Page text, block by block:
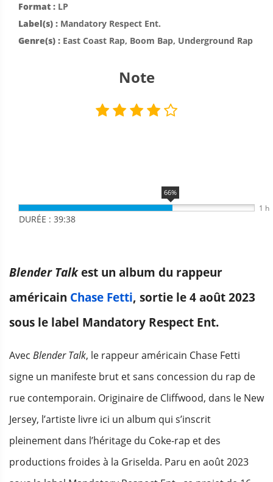
Format : LP
Label(s) : Mandatory Respect Ent.
Genre(s) : East Coast Rap, Boom Bap, Underground Rap
Note
66%
DURÉE : 39:38
1 h
Blender Talkest un album du rappeur
américain Chase Fetti, sortie le 4 août 2023
sous le label Mandatory Respect Ent.
Avec Blender Talk, le rappeur américain Chase Fetti
signe un manifeste brut et sans concession du rap de
rue contemporain. Originaire de Cliffwood, dans le New
Jersey, l’artiste livre ici un album qui s’inscrit
pleinement dans l’héritage du Coke-rap et des
productions froides à la Griselda. Paru en août 2023